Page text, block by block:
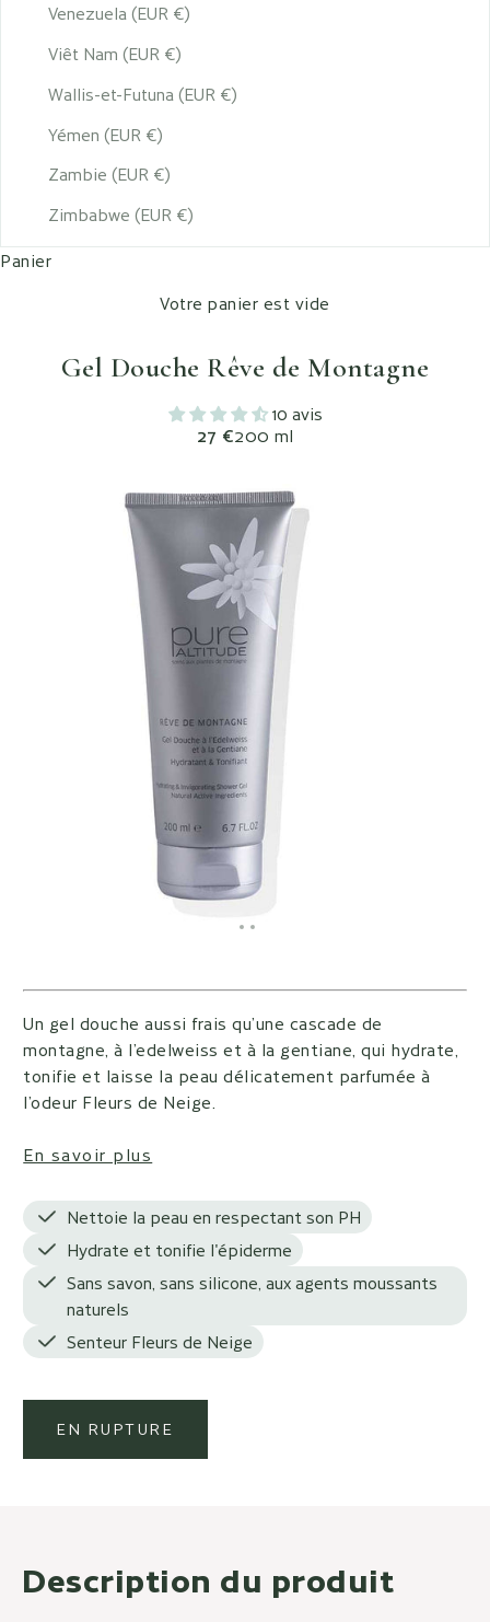
Venezuela (EUR €)
Viêt Nam (EUR €)
Wallis-et-Futuna (EUR €)
Yémen (EUR €)
Zambie (EUR €)
Zimbabwe (EUR €)
Panier
Votre panier est vide
Gel Douche Rêve de Montagne
10 avis
Prix de vente
27 €200 ml
Aller à l'élément 1
Aller à l'élément 2
Aller à l'élément 3
Un gel douche aussi frais qu’une cascade de
montagne, à l’edelweiss et à la gentiane, qui hydrate,
tonifie et laisse la peau délicatement parfumée à
l’odeur Fleurs de Neige.
En savoir plus
Nettoie la peau en respectant son PH
Hydrate et tonifie l'épiderme
Sans savon, sans silicone, aux agents moussants
naturels
Senteur Fleurs de Neige
EN RUPTURE
Description du produit